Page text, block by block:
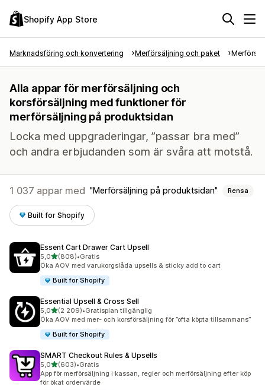
Shopify App Store
Marknadsföring och konvertering Merförsäljning och paket
Alla appar för merförsäljning och
korsförsäljning med funktioner för
merförsäljning på produktsidan
Locka med uppgraderingar, ”passar bra med”
och andra erbjudanden som är svåra att motstå.
1 037 appar med Merförsäljning på produktsidan Rensa
Built for Shopify
Essent Cart Drawer Cart Upsell
5,0av 5 stjärnor
(808)
808 recensioner totalt
•Gratis
Öka AOV med varukorgslåda upsells & sticky add to cart
Built for Shopify
Essential Upsell & Cross Sell
5,0av 5 stjärnor
(2 209)
2209 recensioner totalt
•Gratisplan tillgänglig
Öka AOV med mer- och korsförsäljning för ”ofta köpta tillsammans”
Built for Shopify
SMART Checkout Rules & Upsells
5,0av 5 stjärnor
(603)
603 recensioner totalt
•Gratis
App för merförsäljning i kassan, regler och merförsäljning efter köp
för ökat ordervärde